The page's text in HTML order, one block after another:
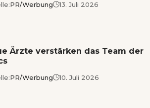
PR/Werbung 13. Juli 2026
Ärzte verstärken das Team der
PR/Werbung 10. Juli 2026